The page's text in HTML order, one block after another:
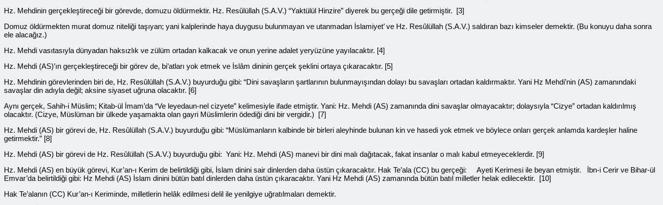
Hz. Mehdinin gerçekleştireceği bir görevde, domuzu öldürmektir. Hz. Resûlüllah (S.A.V.) “Yaktülül Hinzire” diyerek bu gerçeği dile getirmiştir. [3]
Domuz öldürmekten murat domuz niteliği taşıyan; yani kalplerinde haya duygusu bulunmayan ve utanmadan İslamiyet’ ve Hz. Resûlüllah (S.A.V.) saldıran bazı kimseler demektir. (Bu konuyu daha sonra
ele alacağız.)
Hz. Mehdi vasıtasıyla dünyadan haksızlık ve zülüm ortadan kalkacak ve onun yerine adalet yeryüzüne yayılacaktır. [4]
Hz. Mehdi (AS)’ın gerçekleştireceği bir görev de, bi’atları yok etmek ve İslâm dininin gerçek şeklini ortaya çıkaracaktır. [5]
Hz. Mehdinin görevlerinden biri de, Hz. Resûlüllah (S.A.V.) buyurduğu gibi: “Dini savaşların şartlarının bulunmayışından dolayı bu savaşları ortadan kaldırmaktır. Yani Hz Mehdi’nin (AS) zamanındaki
savaşlar din adıyla değil; aksine siyaset uğruna olacaktır. [6]
Aynı gerçek, Sahih-i Müslim; Kitab-ül İmam’da “Ve leyedaun-nel cizyete” kelimesiyle ifade etmiştir. Yani: Hz. Mehdi (AS) zamanında dini savaşlar olmayacaktır; dolaysıyla “Cizye” ortadan kaldırılmış
olacaktır. (Cizye, Müslüman bir ülkede yaşamakta olan gayri Müslimlerin ödediği dini bir vergidir.) [7]
Hz. Mehdi (AS) bir görevi de, Hz. Resûlüllah (S.A.V.) buyurduğu gibi: “Müslümanların kalbinde bir birleri aleyhinde bulunan kin ve hasedi yok etmek ve böylece onları gerçek anlamda kardeşler haline
getirmektir.” [8]
Hz. Mehdi (AS) bir görevi de Hz. Resûlüllah (S.A.V.) buyurduğu gibi: Yani: Hz. Mehdi (AS) manevi bir dini malı dağıtacak, fakat insanlar o malı kabul etmeyeceklerdir. [9]
Hz. Mehdi (AS) en büyük görevi, Kur’an-ı Kerim de belirtildiği gibi, İslam dinini sair dinlerden daha üstün çıkaracaktır. Hak Te’ala (CC) bu gerçeği: Ayeti Kerimesi ile beyan etmiştir. İbn-i Cerir ve Bihar-ül
Emvar’da belirtildiği gibi: Hz Mehdi (AS) İslam dinini bütün batıl dinlerden daha üstün çıkaracaktır. Yani Hz Mehdi (AS) zamanında bütün batıl milletler helak edilecektir. [10]
Hak Te’alanın (CC) Kur’an-ı Keriminde, milletlerin helâk edilmesi delil ile yenilgiye uğratılmaları demektir.